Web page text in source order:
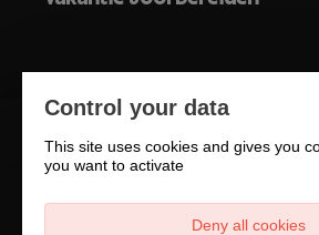
Control your data
This site uses cookies and gives you
you want to activate
Deny all cookies